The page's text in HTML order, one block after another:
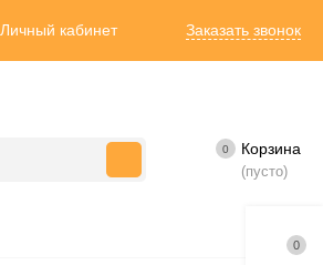
Личный кабинет Заказать звонок
0 Корзина
(пусто)
0